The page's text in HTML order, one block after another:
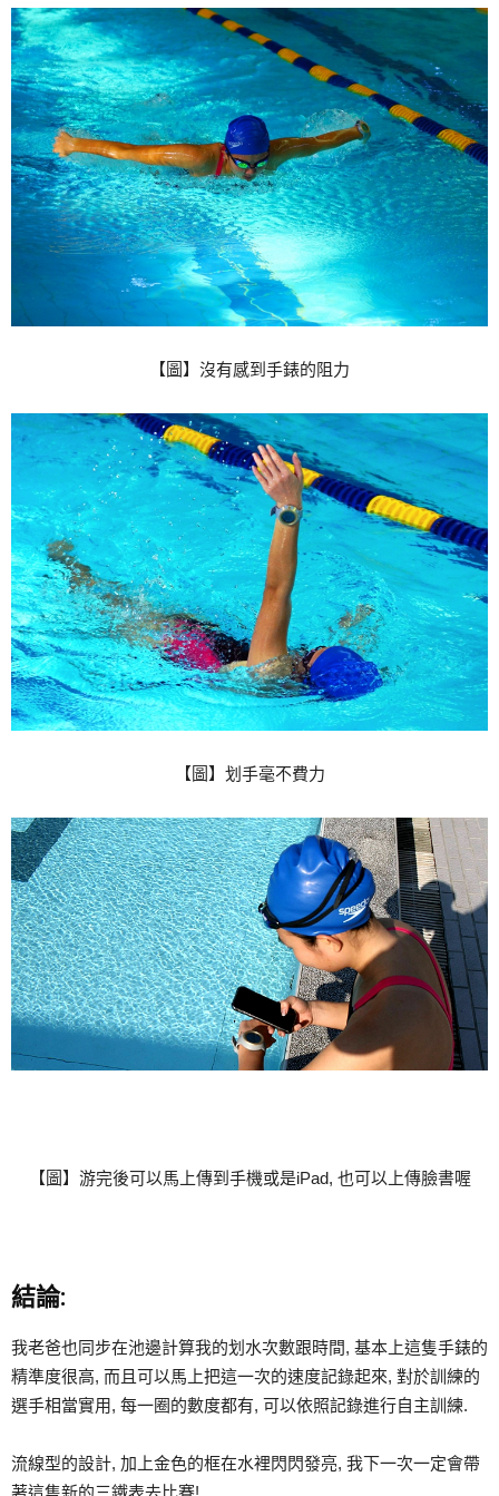
【圖】沒有感到手錶的阻力
【圖】划手毫不費力
【圖】游完後可以馬上傳到手機或是iPad, 也可以上傳臉書喔
結論:
我老爸也同步在池邊計算我的划水次數跟時間, 基本上這隻手錶的
精準度很高, 而且可以馬上把這一次的速度記錄起來, 對於訓練的
選手相當實用, 每一圈的數度都有, 可以依照記錄進行自主訓練.
流線型的設計, 加上金色的框在水裡閃閃發亮, 我下一次一定會帶